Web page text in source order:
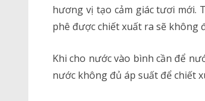
hương vị tạo cảm giác tươi mới.
phê được chiết xuất ra sẽ không
Khi cho nước vào bình cần để
nước không đủ áp suất để chiết